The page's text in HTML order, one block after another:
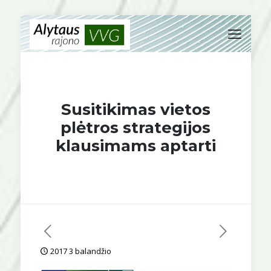
Susitikimas vietos
plėtros strategijos
klausimams aptarti
2017 3 balandžio